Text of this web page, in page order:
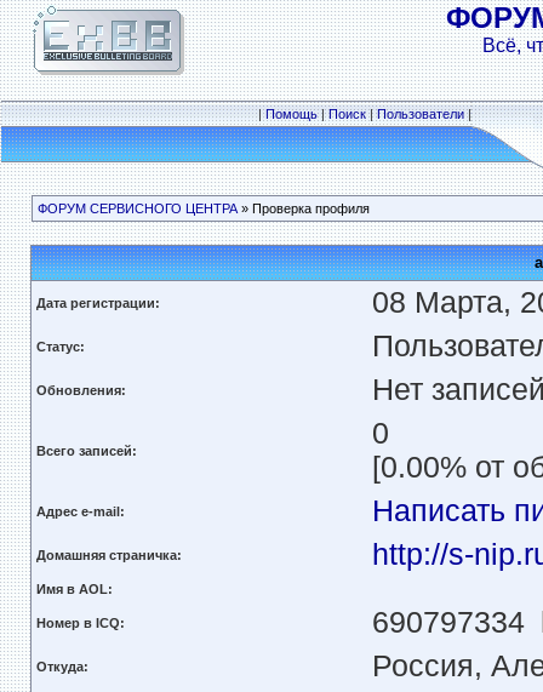
Всё,
|Помощь|Поиск|Пользователи|
ФОРУМ СЕРВИСНОГО ЦЕНТРА» Проверка профиля
Дата регистрации: 08 Марта,
Статус:
Обновления: Нет
Всего записей:
0
[0.00% от
Адрес e-mail: Написать
Домашняя страничка: http://s-
Имя в AOL:
Номер в ICQ: 690797334
Откуда: Россия,